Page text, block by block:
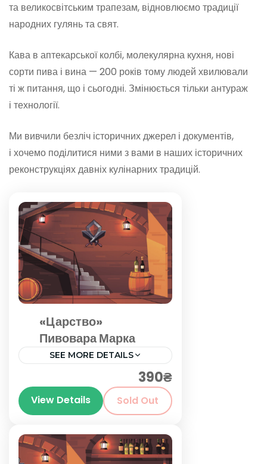
та великосвітським трапезам, відновлюємо традиції
народних гулянь та свят.
Кава в аптекарської колбі, молекулярна кухня, нові
сорти пива і вина — 200 років тому людей хвилювали
ті ж питання, що і сьогодні. Змінюється тільки антураж
і технології.
Ми вивчили безліч історичних джерел і документів,
і хочемо поділитися ними з вами в наших історичних
реконструкціях давніх кулінарних традицій.
«Царство»
Пивовара Марка
SEE MORE DETAILS
390₴
View Details Sold Out